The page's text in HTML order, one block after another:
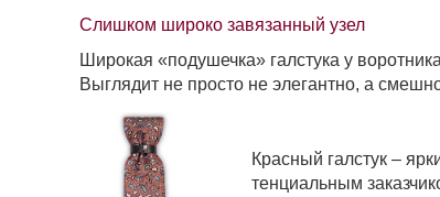
Слишком широко завязанный узел
Широкая «подушечка» галстука у
Выглядит не просто не элегантно, а
Красный галстук –
тенциальным